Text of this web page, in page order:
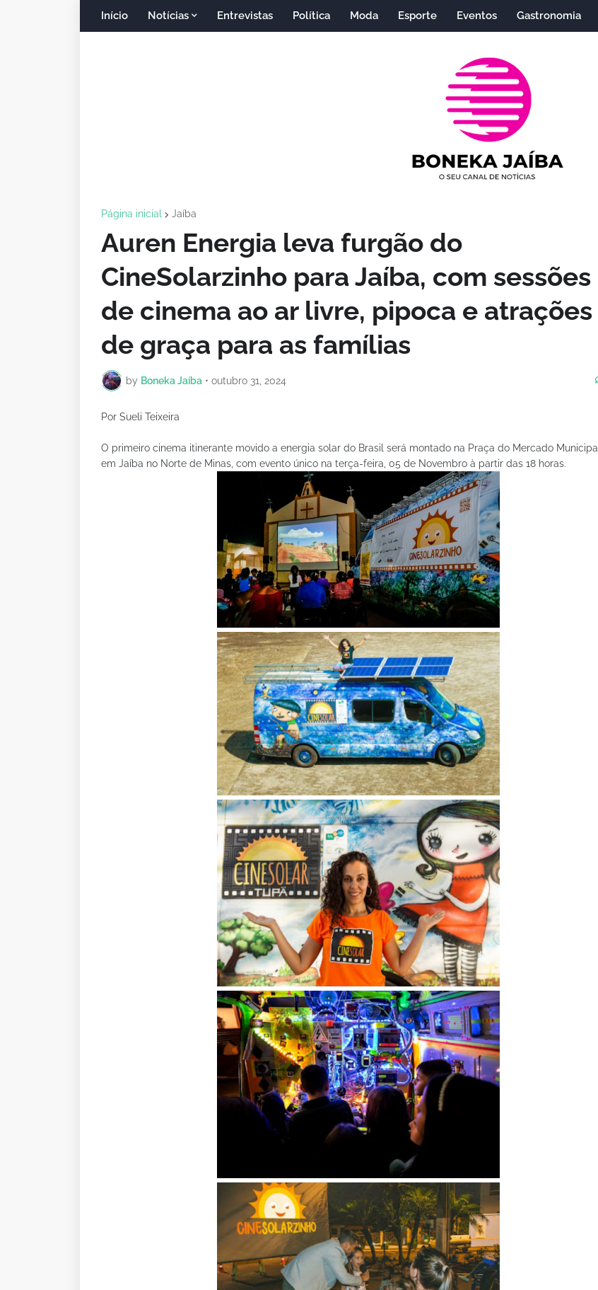
Início Notícias Entrevistas Política Moda Esporte Eventos Gastronomia
Página inicial Jaíba
Auren Energia leva furgão do
CineSolarzinho para Jaíba, com sessões
de cinema ao ar livre, pipoca e atrações
de graça para as famílias
by Boneka Jaíba • outubro 31, 2024
Por Sueli Teixeira
O primeiro cinema itinerante movido a energia solar do Brasil será montado na Praça do Mercado Municipal
em Jaíba no Norte de Minas, com evento único na terça-feira, 05 de Novembro à partir das 18 horas.